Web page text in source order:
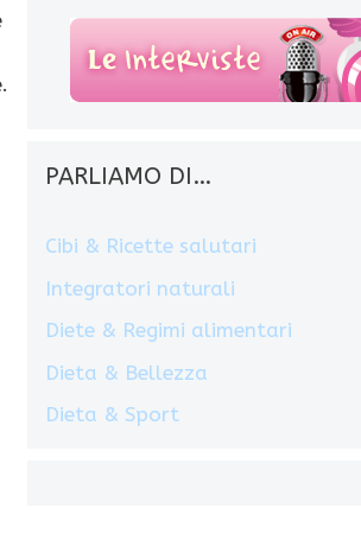
PARLIAMO DI…
Cibi & Ricette salutari
Integratori naturali
Diete & Regimi alimentari
Dieta & Bellezza
Dieta & Sport